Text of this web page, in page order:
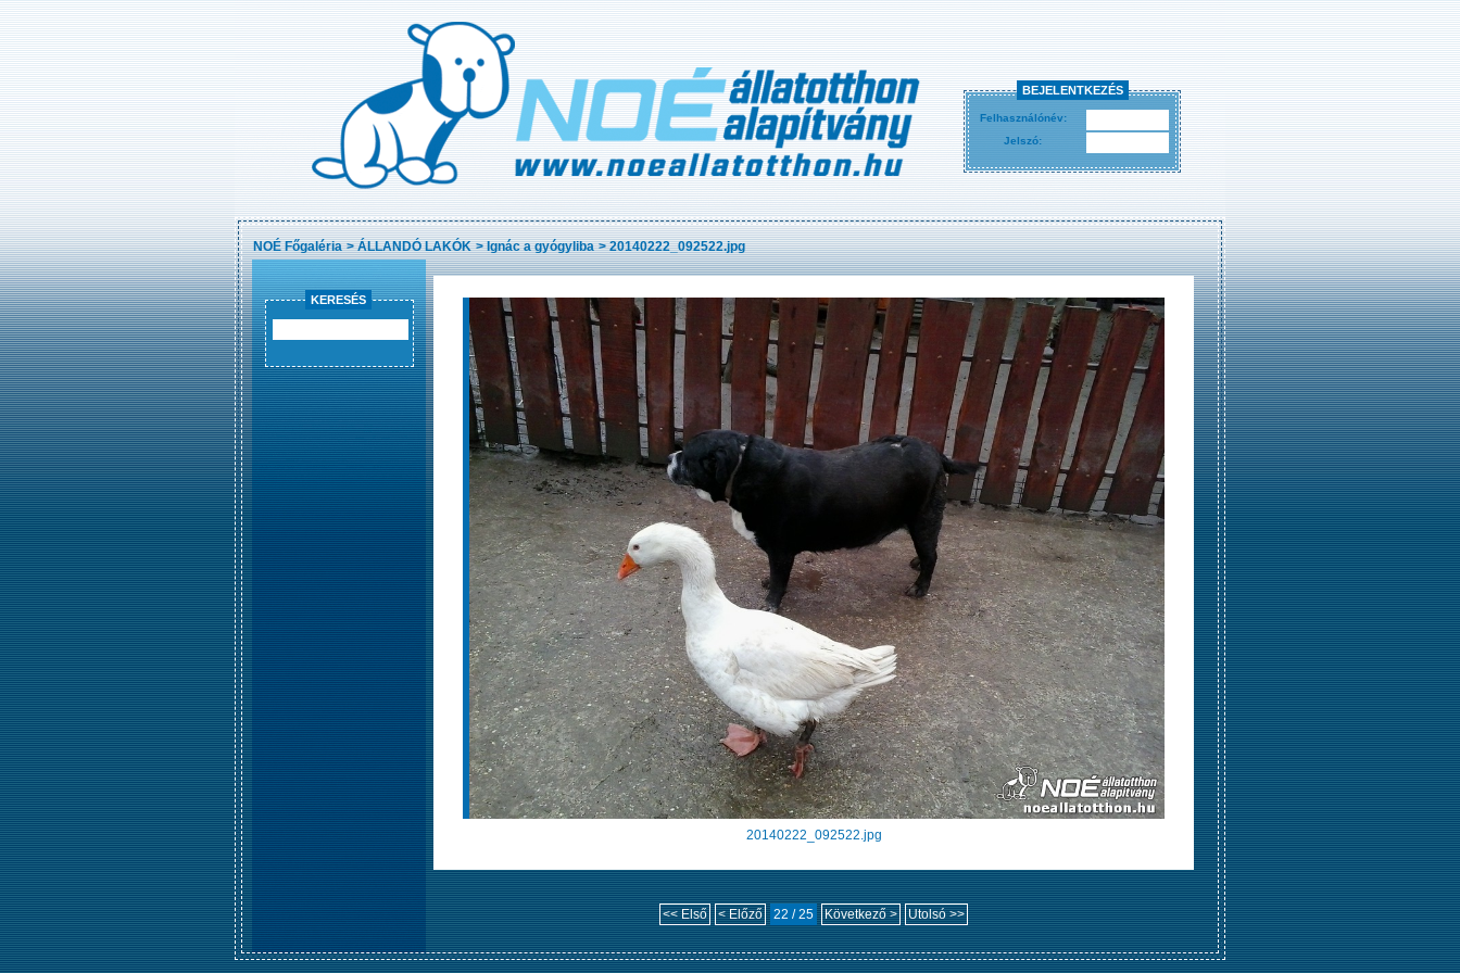
BEJELENTKEZÉS
Felhasználónév:
Jelszó:
NOÉ Főgaléria >ÁLLANDÓ LAKÓK >Ignác a gyógyliba >20140222_092522.jpg
KERESÉS
20140222_092522.jpg
<< Első < Előző 22 / 25 Következő > Utolsó >>